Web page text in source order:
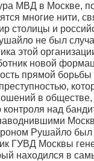
МВД в Москве,
многие нити,
столицы и
не был
этой
новой
прямой борьбы
в обществе,
над
Рушайло
ГУВД Москвы
находился в